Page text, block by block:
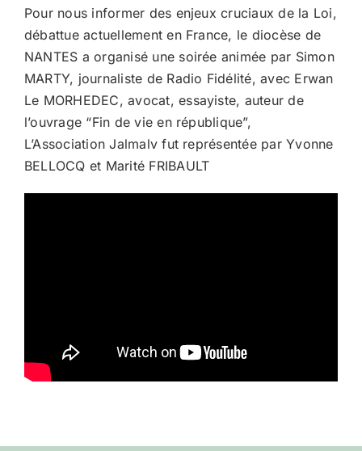
Pour nous informer des enjeux cruciaux de la Loi,
débattue actuellement en France, le diocèse de
NANTES a organisé une soirée animée par Simon
MARTY, journaliste de Radio Fidélité, avec Erwan
Le MORHEDEC, avocat, essayiste, auteur de
l’ouvrage “Fin de vie en république”,
L’Association Jalmalv fut représentée par Yvonne
BELLOCQ et Marité FRIBAULT